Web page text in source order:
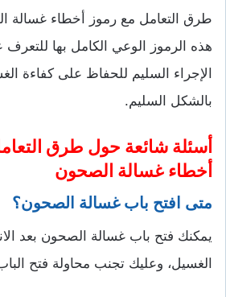
طرق التعامل مع رموز أخطاء غسالة
هذه الرموز الوعي الكامل بها للتعرف
الإجراء السليم للحفاظ على كفاءة
بالشكل السليم.
أسئلة شائعة حول طرق
أخطاء غسالة الصحون
متى افتح باب غسالة الصحون؟
يمكنك فتح باب غسالة الصحون بعد
الغسيل، وعليك تجنب محاولة فتح